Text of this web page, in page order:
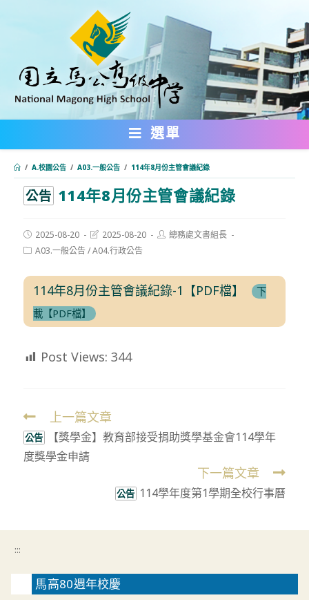
內
選單
/ A.校園公告 / A03.一般公告 / 114年8月份主管會議紀錄
公告 114年8月份主管會議紀錄
Post
published:
2025-08-20
Post
modified:
2025-08-20
Post總務處文書組長
PostA03.一般公告/A04.行政公告
114年8月份主管會議紀錄-1【PDF檔】
下
載【PDF檔】
Post Views: 344
Read
more
articles
上一篇文章
公告
【獎學金】教育部接受捐助獎學基金會114學年
度獎學金申請
下一篇文章
公告 114學年度第1學期全校行事曆
:::
馬高80週年校慶